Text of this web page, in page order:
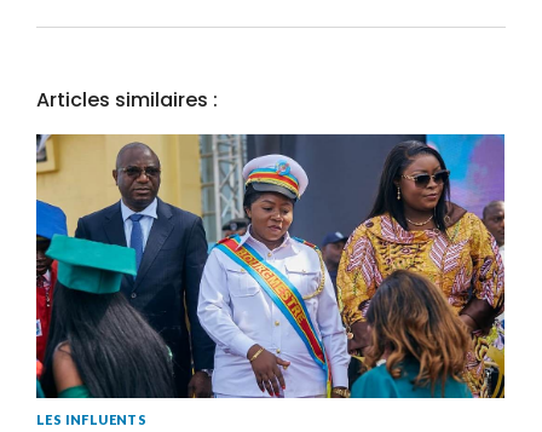
Articles similaires :
LES INFLUENTS